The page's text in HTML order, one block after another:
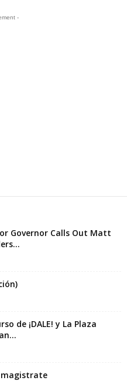
-
Governor Calls Out Matt
de ¡DALE! y La Plaza
magistrate